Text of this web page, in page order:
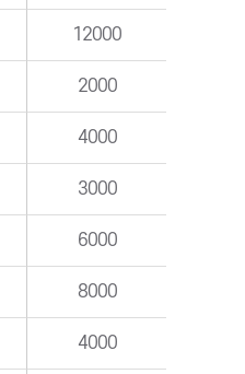
12000
2000
4000
3000
6000
8000
4000